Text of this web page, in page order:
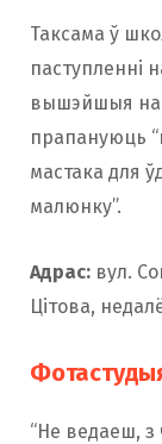
Таксама ў
паступленні
вышэйшыя
прапануюць
мастака для
малюнку”.
Адрас: вул.
Цітова,
“Не ведаеш, з